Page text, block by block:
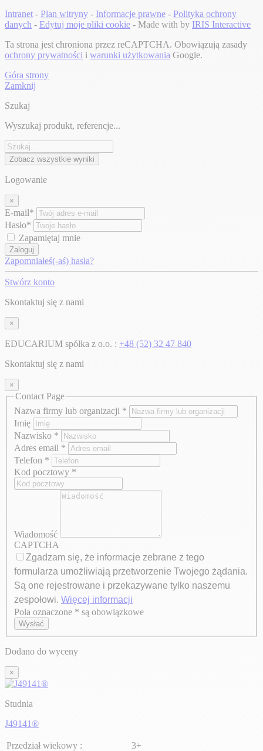
Intranet - Plan witryny - Informacje prawne - Polityka ochrony
danych - Edytuj moje pliki cookie - Made with by IRIS Interactive
Ta strona jest chroniona przez reCAPTCHA. Obowiązują zasady
ochrony prywatności i warunki użytkowania Google.
Góra strony
Zamknij
Szukaj
Wyszukaj produkt, referencje...
Zobacz wszystkie wyniki
Logowanie
×
E-mail*
Hasło*
Zapamiętaj mnie
Zaloguj
Zapomniałeś(-aś) hasła?
Stwórz konto
Skontaktuj się z nami
×
EDUCARIUM spółka z o.o. : +48 (52) 32 47 840
Skontaktuj się z nami
×
Contact Page
Nazwa firmy lub organizacji *
Imię
Nazwisko *
Adres email *
Telefon *
Kod pocztowy *
Wiadomość
CAPTCHA
Zgadzam się, że informacje zebrane z tego
formularza umożliwiają przetworzenie Twojego żądania.
Są one rejestrowane i przekazywane tylko naszemu
zespołowi. Więcej informacji
Axeptio consent
Pola oznaczone * są obowiązkowe
Wysłać
Dodano do wyceny
×
Studnia
J49141®
Przedział wiekowy :
3+